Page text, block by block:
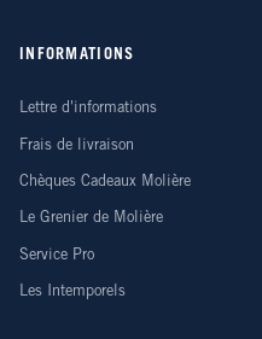
INFORMATIONS
Lettre d'informations
Frais de livraison
Chèques Cadeaux Molière
Le Grenier de Molière
Service Pro
Les Intemporels